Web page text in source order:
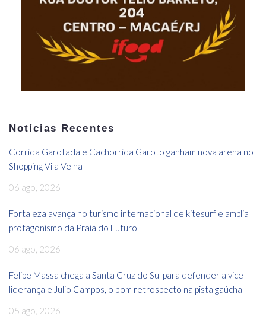
Notícias Recentes
Corrida Garotada e Cachorrida Garoto ganham nova arena no
Shopping Vila Velha
06 ago, 2026
Fortaleza avança no turismo internacional de kitesurf e amplia
protagonismo da Praia do Futuro
06 ago, 2026
Felipe Massa chega a Santa Cruz do Sul para defender a vice-
liderança e Julio Campos, o bom retrospecto na pista gaúcha
05 ago, 2026